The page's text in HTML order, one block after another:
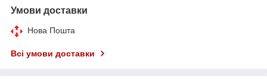
Умови доставки
Нова Пошта
Всі умови доставки